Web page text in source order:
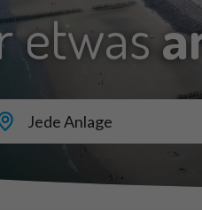
etwas
Jede Anlage